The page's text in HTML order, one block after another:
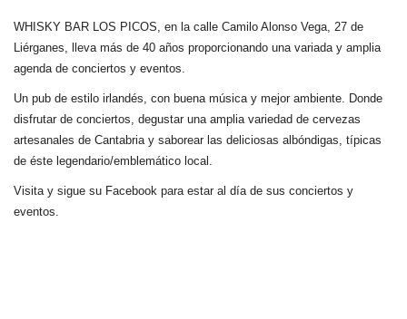
WHISKY BAR LOS PICOS, en la calle Camilo Alonso Vega, 27 de
Liérganes, lleva más de 40 años proporcionando una variada y amplia
agenda de conciertos y eventos.
Un pub de estilo irlandés, con buena música y mejor ambiente. Donde
disfrutar de conciertos, degustar una amplia variedad de cervezas
artesanales de Cantabria y saborear las deliciosas albóndigas, típicas
de éste legendario/emblemático local.
Visita y sigue su Facebook para estar al día de sus conciertos y
eventos.